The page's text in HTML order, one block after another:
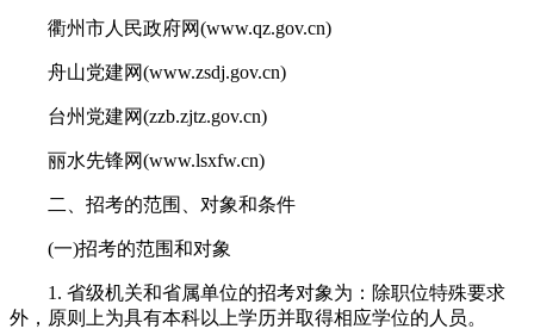
衢州市人民政府网(www.qz.gov.cn)
舟山党建网(www.zsdj.gov.cn)
台州党建网(zzb.zjtz.gov.cn)
丽水先锋网(www.lsxfw.cn)
二、招考的范围、对象和条件
(一)招考的范围和对象
1. 省级机关和省属单位的招考对象为：除职位特殊要求
外，原则上为具有本科以上学历并取得相应学位的人员。